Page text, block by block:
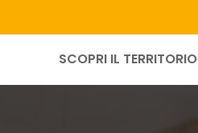
SCOPRI IL TERRITORIO